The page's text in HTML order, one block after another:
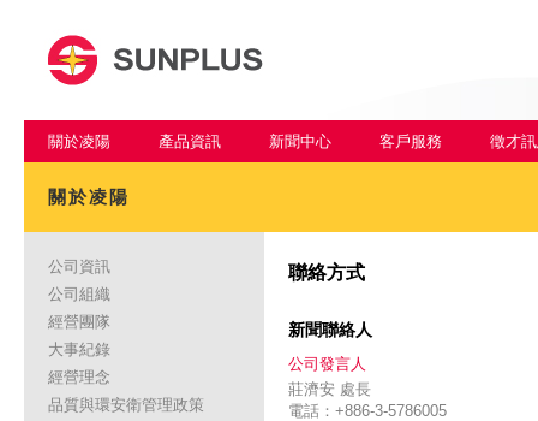
關於凌陽 產品資訊 新聞中心 客戶服務 徵才
關於凌陽
聯絡方式
新聞聯絡人
公司發言人
莊濟安 處長
電話：+886-3-5786005
公司資訊
公司組織
經營團隊
大事紀錄
經營理念
品質與環安衛管理政策